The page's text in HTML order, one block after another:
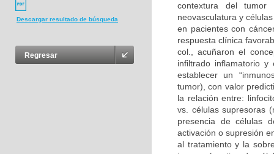
Descargar resultado de búsqueda
Regresar
contextura del tumor
neovasculatura y
en pacientes con
respuesta clínica
col., acuñaron el
infiltrado inflamatorio
establecer un
tumor), con valor
la relación entre:
vs. células supresoras
presencia de células
activación o supresión
al tratamiento y la